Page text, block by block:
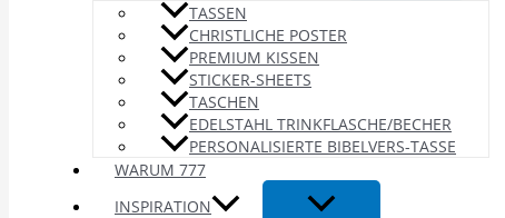
TASSEN
CHRISTLICHE POSTER
PREMIUM KISSEN
STICKER-SHEETS
TASCHEN
EDELSTAHL TRINKFLASCHE/BECHER
PERSONALISIERTE BIBELVERS-TASSE
WARUM 777
INSPIRATION